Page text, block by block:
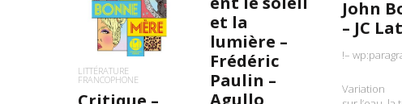
et la
lumière –
Frédéric
Paulin –
Agullo
John
– JC
!–
Variation
LIRE LA SUITE
LITTÉRATURE
FRANCOPHONE